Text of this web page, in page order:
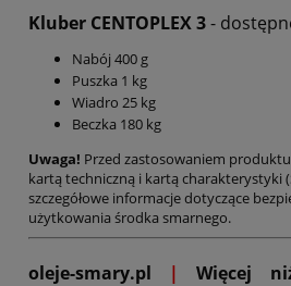
Kluber CENTOPLEX 3-
Nabój 400 g
Puszka 1 kg
Wiadro 25 kg
Beczka 180 kg
Uwaga! Przed zastosowaniem
kartą techniczną i kartą charakterystyki
szczegółowe informacje dotyczące
użytkowania środka smarnego.
oleje-smary.pl | Więcej